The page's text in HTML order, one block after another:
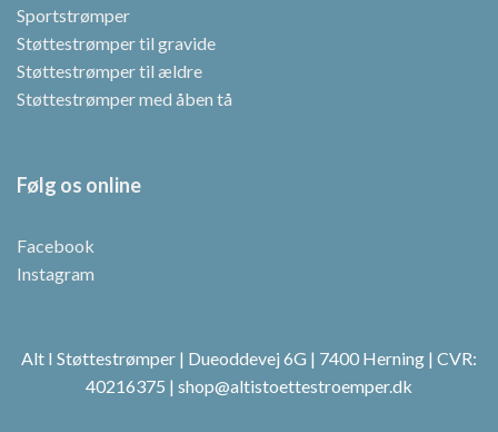
Sportstrømper
Støttestrømper til gravide
Støttestrømper til ældre
Støttestrømper med åben tå
Følg os online
Facebook
Instagram
Alt I Støttestrømper | Dueoddevej 6G | 7400 Herning | CVR:
40216375 | shop@altistoettestroemper.dk